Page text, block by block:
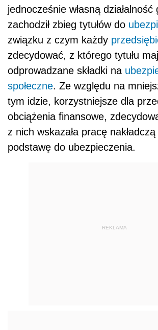
jednocześnie własną
zachodził zbieg tytułów do
związku z czym każdy
zdecydować, z którego tytułu
odprowadzane składki na
społeczne. Ze względu na
tym idzie, korzystniejsze dla
obciążenia finansowe,
z nich wskazała pracę
podstawę do ubezpieczenia.
REKLAMA